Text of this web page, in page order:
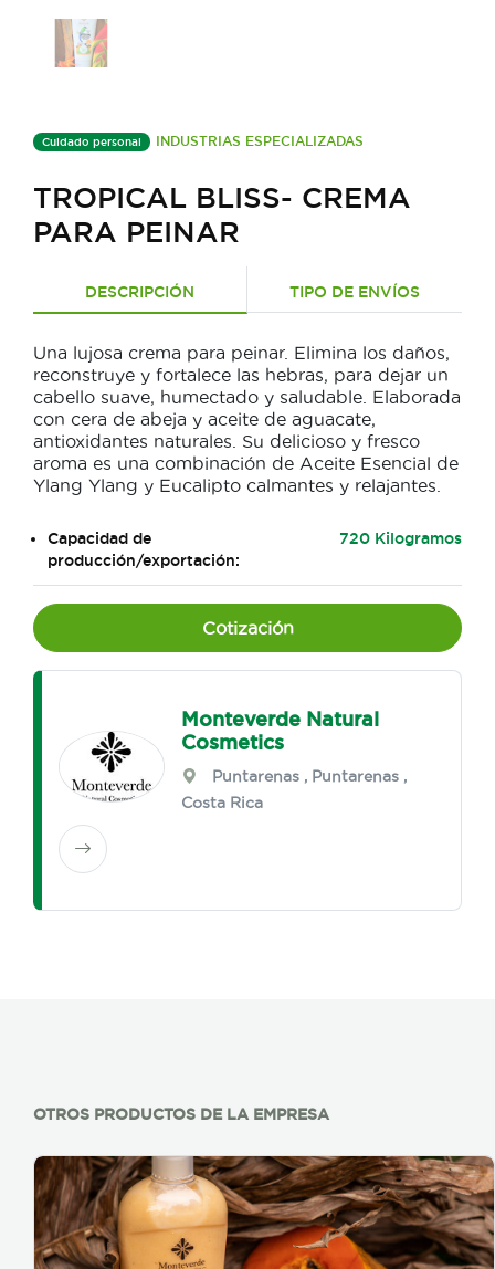
Cuidado personal INDUSTRIAS ESPECIALIZADAS
TROPICAL BLISS- CREMA
PARA PEINAR
DESCRIPCIÓN TIPO DE ENVÍOS
Una lujosa crema para peinar. Elimina los daños,
reconstruye y fortalece las hebras, para dejar un
cabello suave, humectado y saludable. Elaborada
con cera de abeja y aceite de aguacate,
antioxidantes naturales. Su delicioso y fresco
aroma es una combinación de Aceite Esencial de
Ylang Ylang y Eucalipto calmantes y relajantes.
Capacidad de
producción/exportación:
720 Kilogramos
Cotización
Monteverde Natural
Cosmetics
Puntarenas , Puntarenas ,
Costa Rica
OTROS PRODUCTOS DE LA EMPRESA